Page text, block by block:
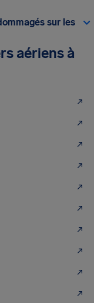
sur les
aériens à